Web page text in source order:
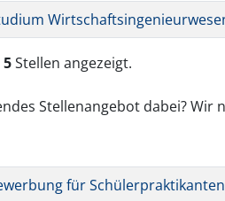
5Stellen angezeigt.
Stellenangebot dabei?
für